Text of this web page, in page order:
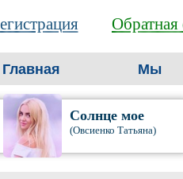
Обратная
Главная Мы
Солнце мое
(Овсиенко Татьяна)